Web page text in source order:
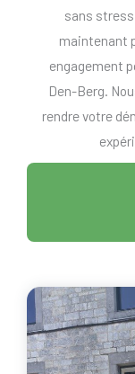
sans
maintenant
engagement
Den-Berg.
rendre votre